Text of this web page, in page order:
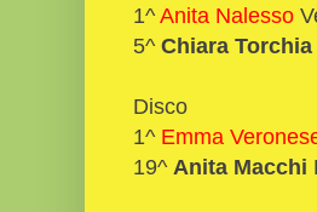
1^Anita Nalesso
5^ Chiara Torchia
Disco
1^ Emma
19^ Anita Macchi